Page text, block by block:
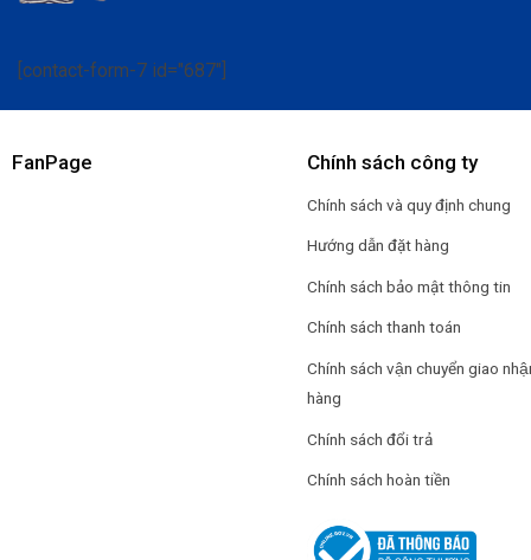
[contact-form-7 id="687"]
FanPage Chính sách công ty
Chính sách và quy định chung
Hướng dẫn đặt hàng
Chính sách bảo mật thông tin
Chính sách thanh toán
Chính sách vận chuyển giao
hàng
Chính sách đổi trả
Chính sách hoàn tiền